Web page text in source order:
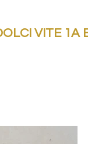
VITE 1A